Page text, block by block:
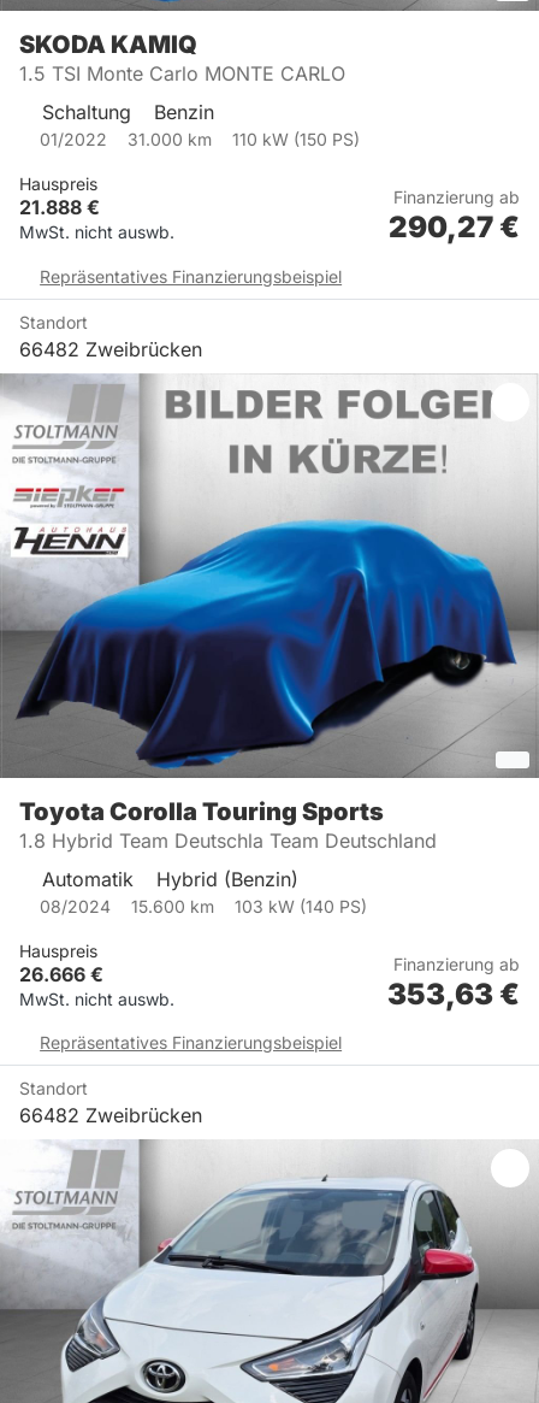
SKODA KAMIQ
1.5 TSI Monte Carlo MONTE CARLO
Schaltung
Benzin
01/2022 31.000 km 110 kW (150 PS)
Hauspreis
21.888 €
MwSt. nicht auswb.
Finanzierung ab
290,27 €
Repräsentatives Finanzierungsbeispiel
Standort
66482 Zweibrücken
Toyota Corolla Touring Sports
1.8 Hybrid Team Deutschla Team Deutschland
Automatik
Hybrid (Benzin)
08/2024 15.600 km 103 kW (140 PS)
Hauspreis
26.666 €
MwSt. nicht auswb.
Finanzierung ab
353,63 €
Repräsentatives Finanzierungsbeispiel
Standort
66482 Zweibrücken